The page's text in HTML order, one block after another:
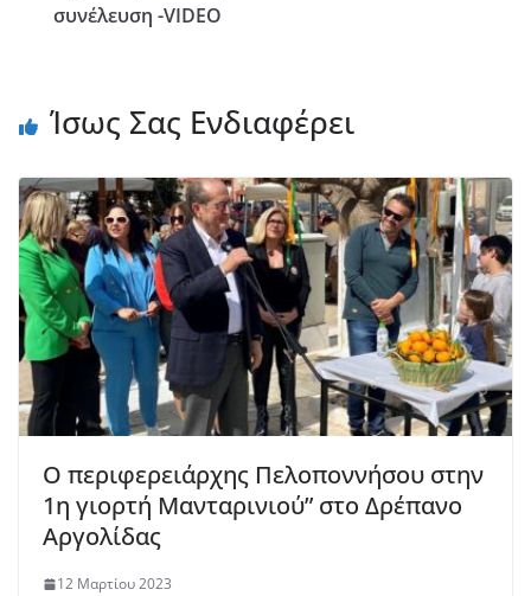
συνέλευση -VIDEO
Ίσως Σας Ενδιαφέρει
Ο περιφερειάρχης Πελοποννήσου στην
1η γιορτή Μανταρινιού” στο Δρέπανο
Αργολίδας
12 Μαρτίου 2023